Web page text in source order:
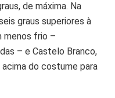
de máxima. Na
graus superiores à
menos frio –
– e Castelo Branco,
do costume para